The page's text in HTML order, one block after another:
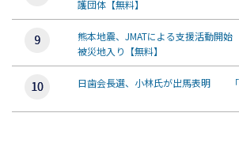
護団体【無料】
熊本地震、JMATによる支援活動開
被災地入り【無料】
日歯会長選、小林氏が出馬表明 「